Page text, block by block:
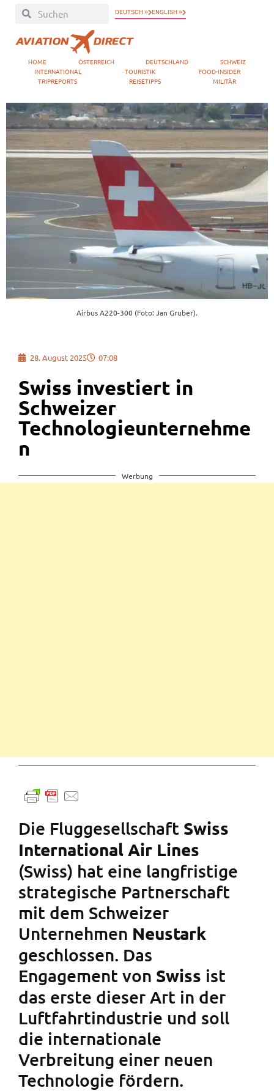
DEUTSCH » ENGLISH »
HOME ÖSTERREICH DEUTSCHLAND
SCHWEIZ
INTERNATIONAL
TOURISTIK
FOOD-INSIDER
TRIPREPORTS
REISETIPPS MILITÄR
Airbus A220-300 (Foto: Jan Gruber).
28. August 2025 07:08
Swiss investiert in
Schweizer
Technologieunternehme
n
Werbung
Die Fluggesellschaft Swiss
International Air Lines
(Swiss) hat eine langfristige
strategische Partnerschaft
mit dem Schweizer
Unternehmen Neustark
geschlossen. Das
Engagement von Swiss ist
das erste dieser Art in der
Luftfahrtindustrie und soll
die internationale
Verbreitung einer neuen
Technologie fördern.